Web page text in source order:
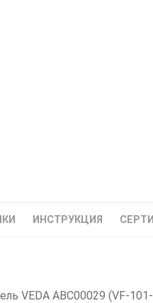
ИНСТРУКЦИЯ
VEDA ABC00029 (VF-